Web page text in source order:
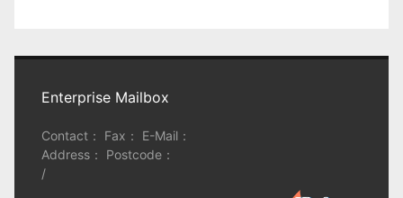
Enterprise Mailbox
Contact： Fax： E-Mail：
Address： Postcode：
/